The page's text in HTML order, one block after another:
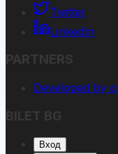
Twitter
LinkedIn
PARTNERS
Developed by
BILET BG
Вход